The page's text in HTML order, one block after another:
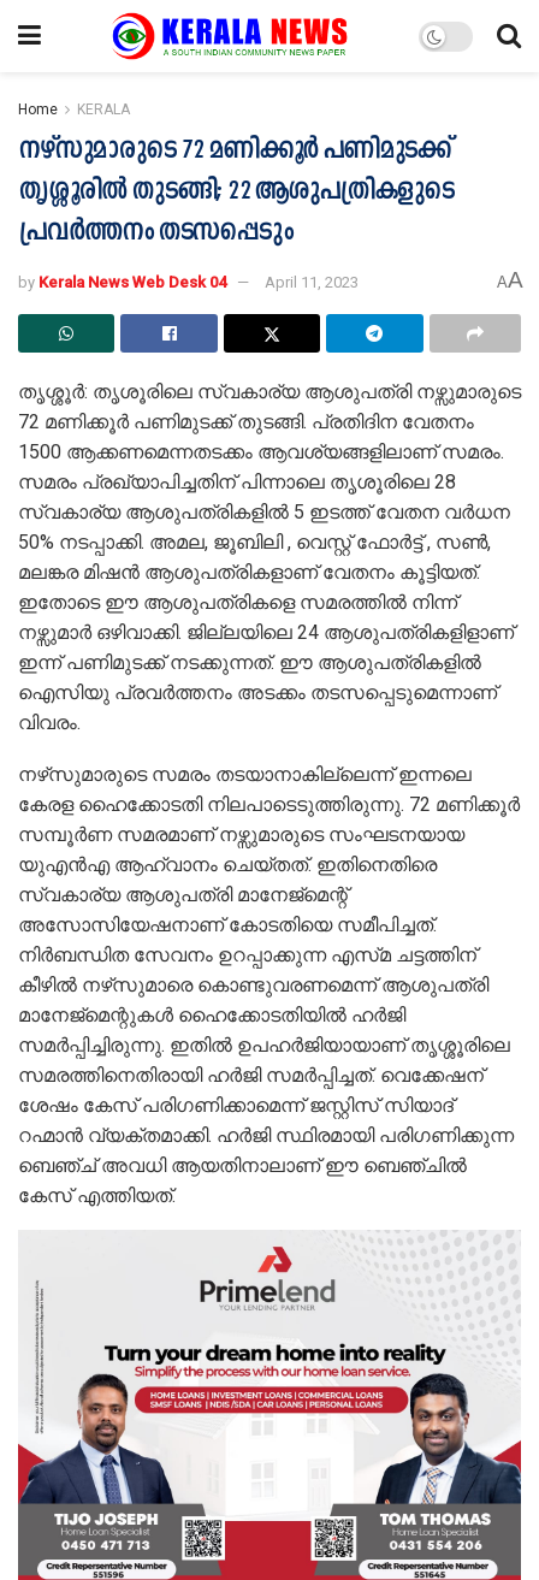
Home KERALA
നഴ്‌സുമാരുടെ 72 മണിക്കൂർ പണിമുടക്ക്
തൃശ്ശൂരിൽ തുടങ്ങി; 22 ആശുപത്രികളുടെ
പ്രവർത്തനം തടസപ്പെടും
by Kerala News Web Desk 04 April 11, 2023 AA
തൃശ്ശൂർ: തൃശൂരിലെ സ്വകാര്യ ആശുപത്രി നഴ്സുമാരുടെ
72 മണിക്കൂർ പണിമുടക്ക് തുടങ്ങി. പ്രതിദിന വേതനം
1500 ആക്കണമെന്നതടക്കം ആവശ്യങ്ങളിലാണ് സമരം.
സമരം പ്രഖ്യാപിച്ചതിന് പിന്നാലെ തൃശൂരിലെ 28
സ്വകാര്യ ആശുപത്രികളിൽ 5 ഇടത്ത് വേതന വർധന
50% നടപ്പാക്കി. അമല, ജൂബിലി , വെസ്റ്റ് ഫോർട്ട് , സൺ,
മലങ്കര മിഷൻ ആശുപത്രികളാണ് വേതനം കൂട്ടിയത്.
ഇതോടെ ഈ ആശുപത്രികളെ സമരത്തിൽ നിന്ന്
നഴ്സുമാർ ഒഴിവാക്കി. ജില്ലയിലെ 24 ആശുപത്രികളിളാണ്
ഇന്ന് പണിമുടക്ക് നടക്കുന്നത്. ഈ ആശുപത്രികളിൽ
ഐസിയു പ്രവർത്തനം അടക്കം തടസപ്പെടുമെന്നാണ്
വിവരം.
നഴ്‌സുമാരുടെ സമരം തടയാനാകില്ലെന്ന് ഇന്നലെ
കേരള ഹൈക്കോടതി നിലപാടെടുത്തിരുന്നു. 72 മണിക്കൂർ
സമ്പൂർണ സമരമാണ് നഴ്സുമാരുടെ സംഘടനയായ
യുഎൻഎ ആഹ്വാനം ചെയ്തത്. ഇതിനെതിരെ
സ്വകാര്യ ആശുപത്രി മാനേജ്മെന്റ്
അസോസിയേഷനാണ് കോടതിയെ സമീപിച്ചത്.
നിർബന്ധിത സേവനം ഉറപ്പാക്കുന്ന എസ്‌മ ചട്ടത്തിന്
കീഴിൽ നഴ്‌സുമാരെ കൊണ്ടുവരണമെന്ന് ആശുപത്രി
മാനേജ്മെന്റുകൾ ഹൈക്കോടതിയിൽ ഹർജി
സമർപ്പിച്ചിരുന്നു. ഇതിൽ ഉപഹർജിയായാണ് തൃശ്ശൂരിലെ
സമരത്തിനെതിരായി ഹർജി സമർപ്പിച്ചത്. വെക്കേഷന്
ശേഷം കേസ് പരിഗണിക്കാമെന്ന് ജസ്റ്റിസ്‌ സിയാദ്
റഹ്മാൻ വ്യക്തമാക്കി. ഹർജി സ്ഥിരമായി പരിഗണിക്കുന്ന
ബെഞ്ച് അവധി ആയതിനാലാണ് ഈ ബെഞ്ചിൽ
കേസ് എത്തിയത്.